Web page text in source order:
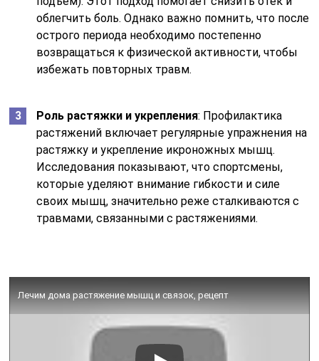
облегчить боль. Однако важно помнить, что после
острого периода необходимо постепенно
возвращаться к физической активности, чтобы
избежать повторных травм.
Роль растяжки и укрепления: Профилактика
растяжений включает регулярные упражнения на
растяжку и укрепление икроножных мышц.
Исследования показывают, что спортсмены,
которые уделяют внимание гибкости и силе
своих мышц, значительно реже сталкиваются с
травмами, связанными с растяжениями.
Лечим дома растяжение мышц и связок, рецепт